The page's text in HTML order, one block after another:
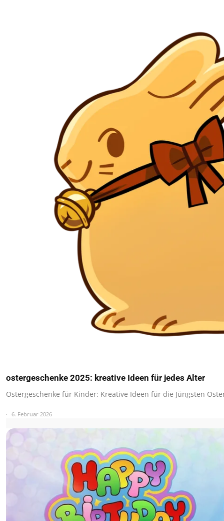
ostergeschenke 2025: kreative Ideen für jedes Alter
Ostergeschenke für Kinder: Kreative Ideen für die Jüngsten
6. Februar 2026